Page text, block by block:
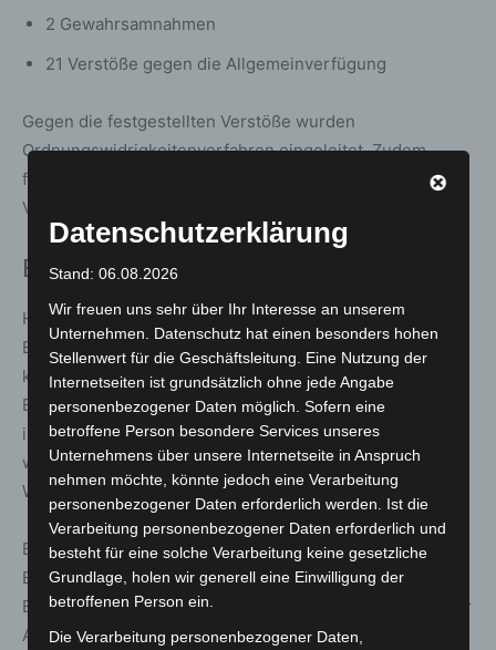
2 Gewahrsamnahmen
21 Verstöße gegen die Allgemeinverfügung
Gegen die festgestellten Verstöße wurden
Ordnungswidrigkeitenverfahren eingeleitet. Zudem
fertigten die Einsatzkräfte mehrere Strafanzeigen wegen
Verstößen gegen das Betäubungsmittelgesetz.
Besondere Einsatzlagen
Hamburg:
Ein 32-jähriger Mann wurde im Hauptbahnhof Hamburg
kontrolliert. In seiner Umhängetasche fanden die
Einsatzkräfte einen Schreckschussrevolver mit Munition,
in der Jackentasche zudem einen Schlagring. Gegen ihn
wurde ein Verfahren wegen Verstoßes gegen das
Waffengesetz eingeleitet.
Bremen:
Ein Super-Recogniser der Bundespolizeiinspektion
Bremen konnte nach einem räuberischen Diebstahl unter
Anwendung von Pfefferspray mehrere Tatverdächtige
Datenschutzerklärung
Stand: 06.08.2026
Wir freuen uns sehr über Ihr Interesse an unserem
Unternehmen. Datenschutz hat einen besonders hohen
Stellenwert für die Geschäftsleitung. Eine Nutzung der
Internetseiten ist grundsätzlich ohne jede Angabe
personenbezogener Daten möglich. Sofern eine
betroffene Person besondere Services unseres
Unternehmens über unsere Internetseite in Anspruch
nehmen möchte, könnte jedoch eine Verarbeitung
personenbezogener Daten erforderlich werden. Ist die
Verarbeitung personenbezogener Daten erforderlich und
besteht für eine solche Verarbeitung keine gesetzliche
Grundlage, holen wir generell eine Einwilligung der
betroffenen Person ein.
Die Verarbeitung personenbezogener Daten,